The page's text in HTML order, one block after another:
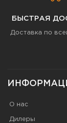
БЫСТРАЯ
Доставка по
О нас
Дилеры